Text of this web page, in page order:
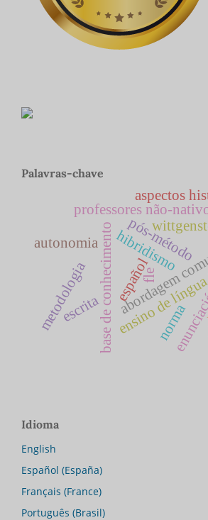
Palavras-chave
base de conhecimento
professores não-
ensino de
abordagem
pós-método
español
autonomia
norma
escrita
metodologia fle
hibridismo
aspectos
Idioma
English
Español (España)
Français (France)
Português (Brasil)